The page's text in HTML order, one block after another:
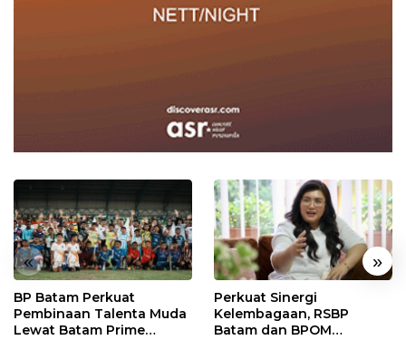
« »
BP Batam Perkuat
Pembinaan Talenta Muda
Lewat Batam Prime
Perkuat Sinergi
Kelembagaan, RSBP
Batam dan BPOM